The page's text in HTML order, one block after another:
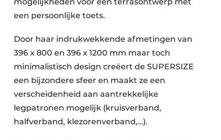
een persoonlijke toets.
Door haar indrukwekkende afmetingen van
396 x 800 en 396 x 1200 mm maar toch
minimalistisch design creëert de SUPERSIZE
een bijzondere sfeer en maakt ze een
verscheidenheid aan aantrekkelijke
legpatronen mogelijk (kruisverband,
halfverband, klezorenverband,…).